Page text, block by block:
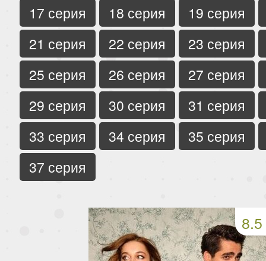
17 серия
18 серия
19 серия
21 серия
22 серия
23 серия
25 серия
26 серия
27 серия
29 серия
30 серия
31 серия
33 серия
34 серия
35 серия
37 серия
8.5